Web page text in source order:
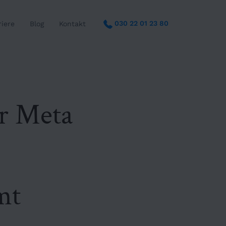
Blog Kontakt 030 22 01 23 80
Meta